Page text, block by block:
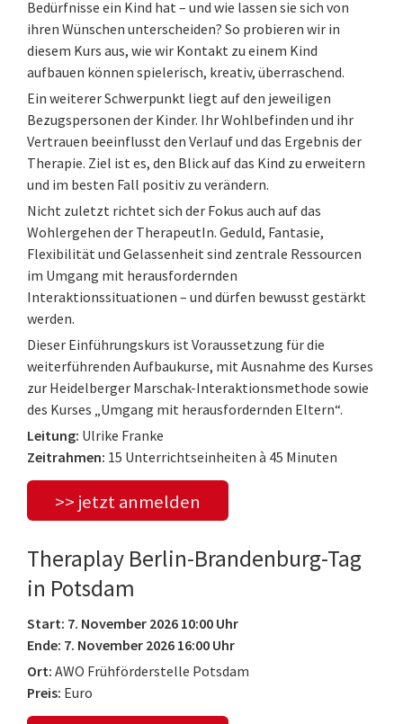
Bedürfnisse ein Kind hat – und wie lassen sie sich von
ihren Wünschen unterscheiden? So probieren wir in
diesem Kurs aus, wie wir Kontakt zu einem Kind
aufbauen können spielerisch, kreativ, überraschend.
Ein weiterer Schwerpunkt liegt auf den jeweiligen
Bezugspersonen der Kinder. Ihr Wohlbefinden und ihr
Vertrauen beeinflusst den Verlauf und das Ergebnis der
Therapie. Ziel ist es, den Blick auf das Kind zu erweitern
und im besten Fall positiv zu verändern.
Nicht zuletzt richtet sich der Fokus auch auf das
Wohlergehen der TherapeutIn. Geduld, Fantasie,
Flexibilität und Gelassenheit sind zentrale Ressourcen
im Umgang mit herausfordernden
Interaktionssituationen – und dürfen bewusst gestärkt
werden.
Dieser Einführungskurs ist Voraussetzung für die
weiterführenden Aufbaukurse, mit Ausnahme des Kurses
zur Heidelberger Marschak-Interaktionsmethode sowie
des Kurses „Umgang mit herausfordernden Eltern“.
Leitung: Ulrike Franke
Zeitrahmen: 15 Unterrichtseinheiten à 45 Minuten
>> jetzt anmelden
Theraplay Berlin-Brandenburg-Tag
in Potsdam
Start: 7. November 2026 10:00 Uhr
Ende: 7. November 2026 16:00 Uhr
Ort: AWO Frühförderstelle Potsdam
Preis: Euro